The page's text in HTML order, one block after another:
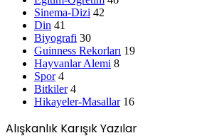
Sinema-Dizi 42
Din 41
Biyografi 30
Guinness Rekorları 19
Hayvanlar Alemi 8
Spor 4
Bitkiler 4
Hikayeler-Masallar 16
Alışkanlık Karışık Yazılar